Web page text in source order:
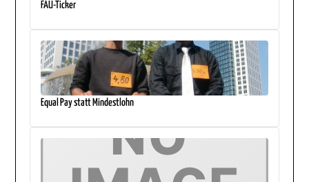
FAU-Ticker
Equal Pay statt Mindestlohn